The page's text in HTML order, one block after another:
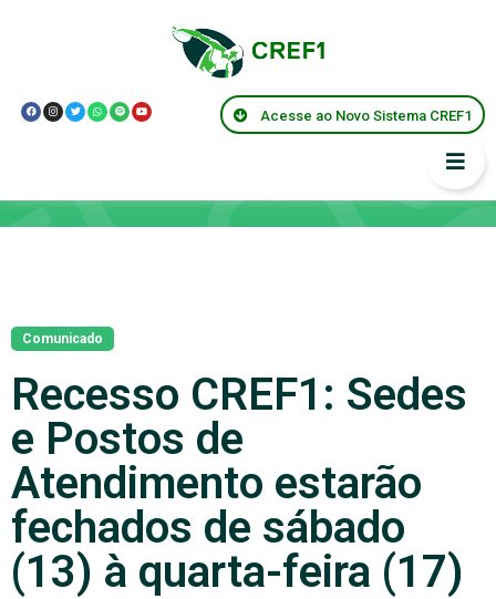
Acesse ao Novo Sistema CREF1
Comunicado
Recesso CREF1: Sedes
e Postos de
Atendimento estarão
fechados de sábado
(13) à quarta-feira (17)